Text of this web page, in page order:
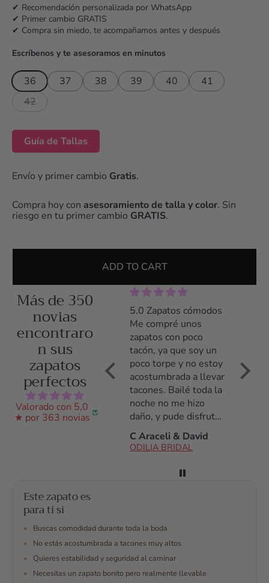
c
e
✔ Recomendación personalizada por WhatsApp
✔ Primer cambio GRATIS
✔ Compra sin miedo, te acompañamos antes y después
Escríbenos y te asesoramos en minutos
36 37 38 39 40
41
42
Guía de Tallas
Envío y primer cambio Gratis.
Compra hoy con asesoramiento de talla y color. Sin
riesgo en tu primer cambio GRATIS.
ADD TO CART
Más de 350
novias
encontraro
n sus
zapatos
perfectos
Valorado con 5,0
★ por 363 novias
5.0 Fantástico
Me compré los
zapatos Luna para mi
boda, son preciosos y
sobretodo, muy muy
cómodos. Yo no suelo
aguantar tacones, de
hecho, siempre voy
plana y cómoda. Me
estuve hablando con
ellos por whatsap,
resolvieron todas mis
en todo momento a
escojer y finalmente
me decidí. No me
5.0 Zapatos cómodos
Me compré unos
zapatos con poco
tacón, ya que soy un
poco torpe y no estoy
acostumbrada a llevar
tacones. Bailé toda la
noche no me hizo
daño, y pude disfrutar
de toda mi boda.
C Araceli & David
ODILIA BRIDAL
la
Este zapato es
para ti si
•
Buscas comodidad durante toda la boda
•
No estás acostumbrada a tacones muy altos
•
Quieres estabilidad y seguridad al caminar
•
Necesitas un zapato bonito pero realmente llevable